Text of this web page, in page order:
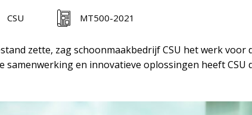
CSU MT500-2021
zette, zag schoonmaakbedrijf CSU het werk voor
samenwerking en innovatieve oplossingen heeft